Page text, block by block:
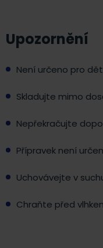
Upozornění
Není určeno pro
Skladujte mimo
Nepřekračujte
Přípravek není
Uchovávejte v
Chraňte před